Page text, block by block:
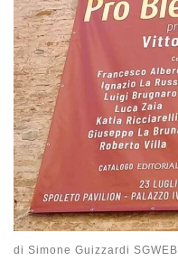
di Simone Guizzardi SGWEB